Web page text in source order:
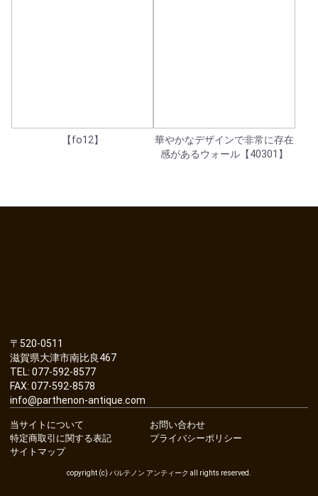
【fo12】
華やかなデザインで非常に存在
感があるウォール【40301】
〒520-0511
滋賀県大津市南比良467
TEL: 077-592-8577
FAX: 077-592-8578
info@parthenon-antique.com
当サイトについて
お問い合わせ
特定商取引に関する表記
プライバシーポリシー
サイトマップ
copyright (c) パルテノン アンティーク all rights reserved.